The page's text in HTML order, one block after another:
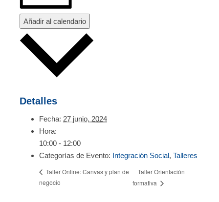
Añadir al calendario
Detalles
Fecha: 27 junio, 2024
Hora:
10:00 - 12:00
Categorías de Evento: Integración Social, Talleres
Taller Online: Canvas y plan de
negocio
Taller Orientación
formativa